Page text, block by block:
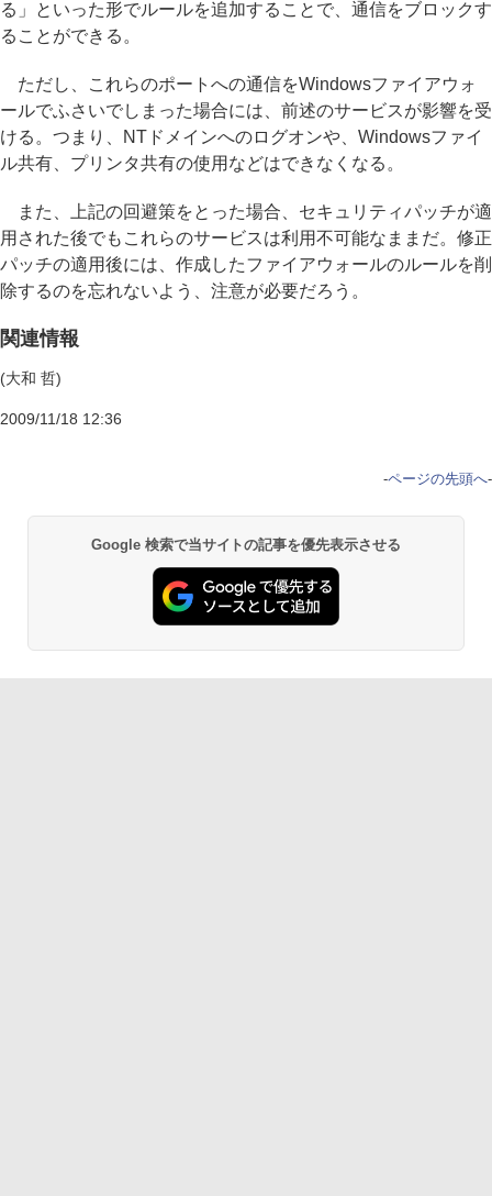
る」といった形でルールを追加することで、通信をブロックす
ることができる。
ただし、これらのポートへの通信をWindowsファイアウォ
ールでふさいでしまった場合には、前述のサービスが影響を受
ける。つまり、NTドメインへのログオンや、Windowsファイ
ル共有、プリンタ共有の使用などはできなくなる。
また、上記の回避策をとった場合、セキュリティパッチが適
用された後でもこれらのサービスは利用不可能なままだ。修正
パッチの適用後には、作成したファイアウォールのルールを削
除するのを忘れないよう、注意が必要だろう。
関連情報
(大和 哲)
2009/11/18 12:36
-ページの先頭へ-
Google 検索で当サイトの記事を優先表示させる